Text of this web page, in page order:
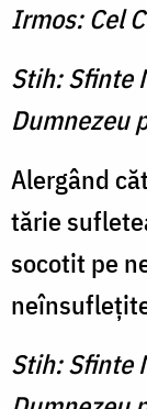
Irmos: Cel
Stih: Sfinte
Dumnezeu
Alergând
tărie
socotit pe
Stih: Sfinte